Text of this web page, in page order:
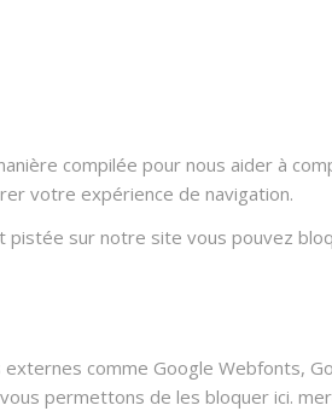
compilée pour nous aider à
votre expérience de navigation.
sur notre site vous pouvez
comme Google Webfonts,
permettons de les bloquer ici.